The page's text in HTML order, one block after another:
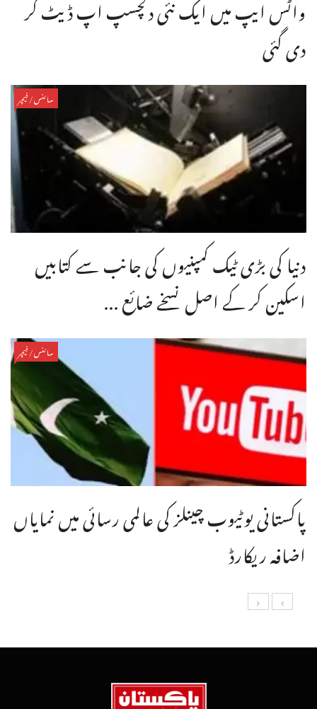
دی گئی
سائنس/فیچر
دنیا کی بڑی ٹیک کمپنیوں کی جانب سے کتابیں
اسکین کر کے اصل نسخے ضائع ...
سائنس/فیچر
پاکستانی یوٹیوب چینلز کی عالمی رسائی میں نمایاں
اضافہ ریکارڈ